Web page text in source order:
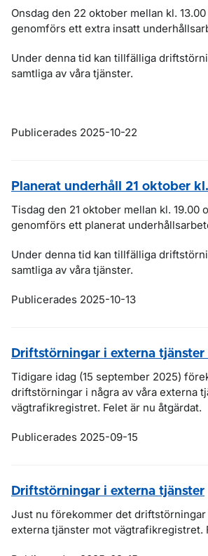
Onsdag den 22 oktober mellan kl.
genomförs ett extra insatt
Under denna tid kan tillfälliga
samtliga av våra tjänster.
Publicerades 2025-10-22
Planerat underhåll 21 oktober
Tisdag den 21 oktober mellan kl. 19.00
genomförs ett planerat
Under denna tid kan tillfälliga
samtliga av våra tjänster.
Publicerades 2025-10-13
Driftstörningar i externa tjänster
Tidigare idag (15 september 2025)
driftstörningar i några av våra externa
vägtrafikregistret. Felet är nu åtgärdat.
Publicerades 2025-09-15
Driftstörningar i externa tjänster
Just nu förekommer det driftstörningar
externa tjänster mot vägtrafikregistret.